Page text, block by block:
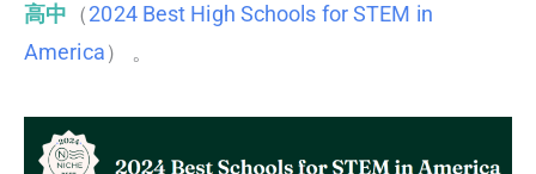
高中 （2024 Best High Schools for STEM in
America） 。